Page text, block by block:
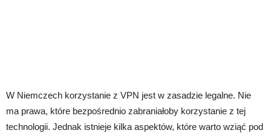
W Niemczech korzystanie z VPN jest w zasadzie legalne. Nie
ma prawa, które bezpośrednio zabraniałoby korzystanie z tej
technologii. Jednak istnieje kilka aspektów, które warto wziąć pod